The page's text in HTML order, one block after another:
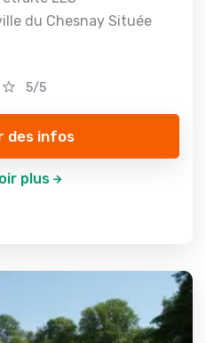
du Chesnay Située
5/5
des infos
plus